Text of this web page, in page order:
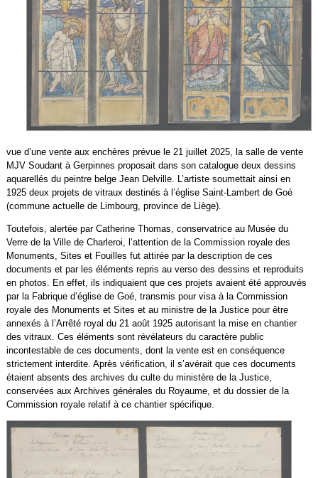
vue d’une vente aux enchères prévue le 21 juillet 2025, la salle de vente
MJV Soudant à Gerpinnes proposait dans son catalogue deux dessins
aquarellés du peintre belge Jean Delville. L’artiste soumettait ainsi en
1925 deux projets de vitraux destinés à l’église Saint-Lambert de Goé
(commune actuelle de Limbourg, province de Liège).
Toutefois, alertée par Catherine Thomas, conservatrice au Musée du
Verre de la Ville de Charleroi, l’attention de la Commission royale des
Monuments, Sites et Fouilles fut attirée par la description de ces
documents et par les éléments repris au verso des dessins et reproduits
en photos. En effet, ils indiquaient que ces projets avaient été approuvés
par la Fabrique d’église de Goé, transmis pour visa à la Commission
royale des Monuments et Sites et au ministre de la Justice pour être
annexés à l’Arrêté royal du 21 août 1925 autorisant la mise en chantier
des vitraux. Ces éléments sont révélateurs du caractère public
incontestable de ces documents, dont la vente est en conséquence
strictement interdite. Après vérification, il s’avérait que ces documents
étaient absents des archives du culte du ministère de la Justice,
conservées aux Archives générales du Royaume, et du dossier de la
Commission royale relatif à ce chantier spécifique.